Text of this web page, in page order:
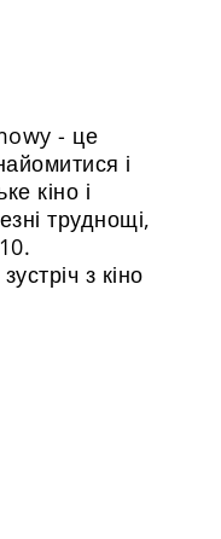
- це
і
кіно і
труднощі,
з кіно